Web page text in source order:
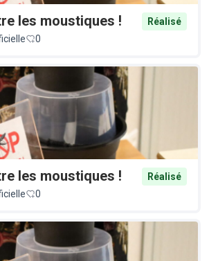
les moustiques !
Réalisé
0
les moustiques !
Réalisé
0